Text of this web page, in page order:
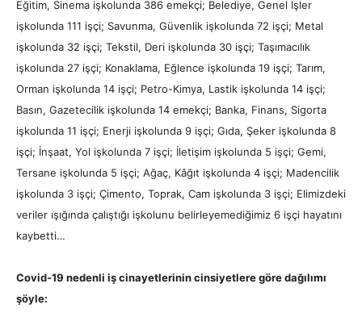
Eğitim, Sinema işkolunda 386 emekçi; Belediye, Genel İşler
işkolunda 111 işçi; Savunma, Güvenlik işkolunda 72 işçi; Metal
işkolunda 32 işçi; Tekstil, Deri işkolunda 30 işçi; Taşımacılık
işkolunda 27 işçi; Konaklama, Eğlence işkolunda 19 işçi; Tarım,
Orman işkolunda 14 işçi; Petro-Kimya, Lastik işkolunda 14 işçi;
Basın, Gazetecilik işkolunda 14 emekçi; Banka, Finans, Sigorta
işkolunda 11 işçi; Enerji işkolunda 9 işçi; Gıda, Şeker işkolunda 8
işçi; İnşaat, Yol işkolunda 7 işçi; İletişim işkolunda 5 işçi; Gemi,
Tersane işkolunda 5 işçi; Ağaç, Kâğıt işkolunda 4 işçi; Madencilik
işkolunda 3 işçi; Çimento, Toprak, Cam işkolunda 3 işçi; Elimizdeki
veriler ışığında çalıştığı işkolunu belirleyemediğimiz 6 işçi hayatını
kaybetti…
Covid-19 nedenli iş cinayetlerinin cinsiyetlere göre dağılımı
şöyle: